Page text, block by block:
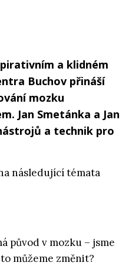
a klidném
Buchov přináší
mozku
Jan Smetánka a Jan
a technik pro
následující témata
původ v mozku – jsme
můžeme změnit?